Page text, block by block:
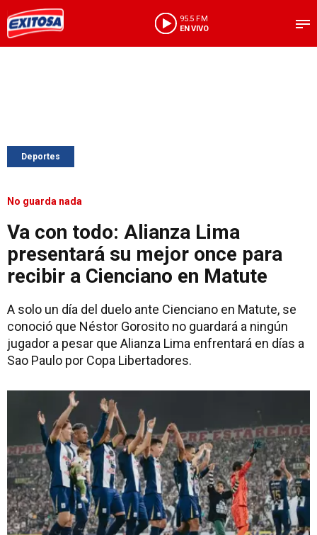
95.5 FM
EN VIVO
Deportes
No guarda nada
Va con todo: Alianza Lima
presentará su mejor once para
recibir a Cienciano en Matute
A solo un día del duelo ante Cienciano en Matute, se
conoció que Néstor Gorosito no guardará a ningún
jugador a pesar que Alianza Lima enfrentará en días a
Sao Paulo por Copa Libertadores.